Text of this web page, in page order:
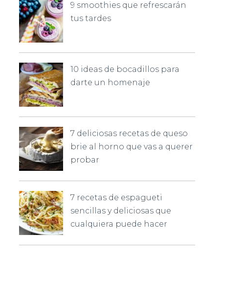
9 smoothies que refrescarán
tus tardes
10 ideas de bocadillos para
darte un homenaje
7 deliciosas recetas de queso
brie al horno que vas a querer
probar
7 recetas de espagueti
sencillas y deliciosas que
cualquiera puede hacer